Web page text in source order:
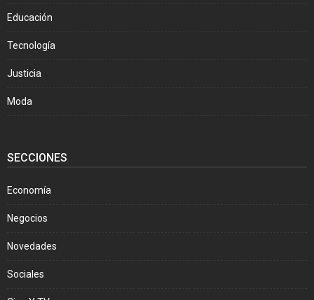
Educación
Tecnología
Justicia
Moda
SECCIONES
Economía
Negocios
Novedades
Sociales